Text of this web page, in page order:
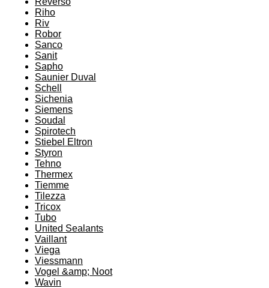
Riho
Riv
Robor
Sanco
Sanit
Sapho
Saunier Duval
Schell
Sichenia
Siemens
Soudal
Spirotech
Stiebel Eltron
Styron
Tehno
Thermex
Tiemme
Tilezza
Tricox
Tubo
United Sealants
Vaillant
Viega
Viessmann
Vogel &amp; Noot
Wavin